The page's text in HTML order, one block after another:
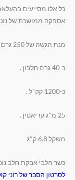
כל אלו מסייעים
אספקה ממושכת של
מנת הגשה של 250 גרם מכילה :
כ-40 גרם חלבון .
כ-1200 קק"ל .
25 מ"ג קריאטין .
משקל 6.8 ק"ג
כשר חלבי אבקת חלב
לסרטון הסבר של רוני